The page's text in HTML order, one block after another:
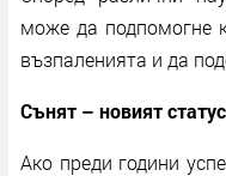
може да подпомогне
възпаленията и да
Сънят – новият
Ако преди години